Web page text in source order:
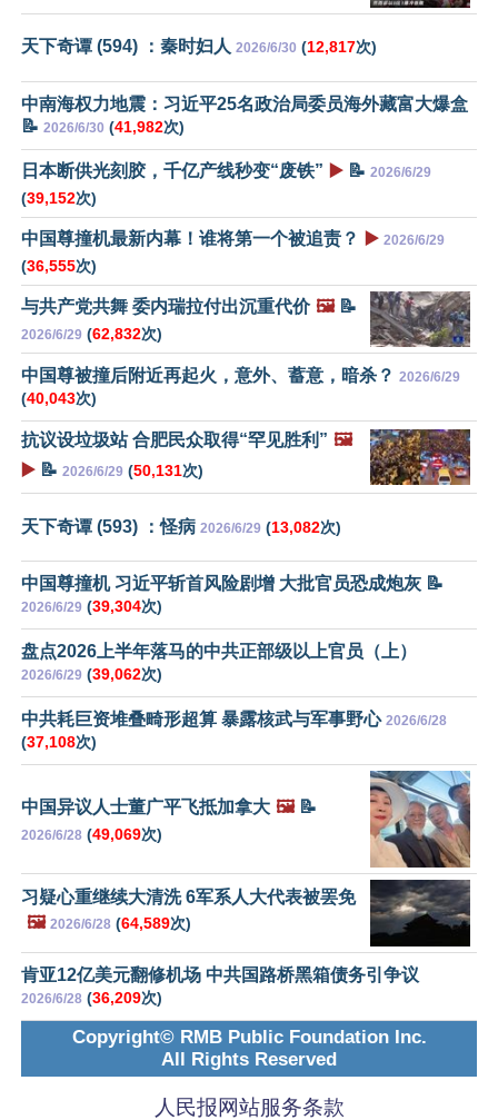
天下奇谭 (594) ：秦时妇人 2026/6/30 (12,817次)
中南海权力地震：习近平25名政治局委员海外藏富大爆盒
📝 2026/6/30 (41,982次)
日本断供光刻胶，千亿产线秒变“废铁” ▶️ 📝 2026/6/29
(39,152次)
中国尊撞机最新内幕！谁将第一个被追责？ ▶️ 2026/6/29
(36,555次)
与共产党共舞 委内瑞拉付出沉重代价 🖼️📝
2026/6/29 (62,832次)
中国尊被撞后附近再起火，意外、蓄意，暗杀？ 2026/6/29
(40,043次)
抗议设垃圾站 合肥民众取得“罕见胜利” 🖼️
▶️ 📝 2026/6/29 (50,131次)
天下奇谭 (593) ：怪病 2026/6/29 (13,082次)
中国尊撞机 习近平斩首风险剧增 大批官员恐成炮灰 📝
2026/6/29 (39,304次)
盘点2026上半年落马的中共正部级以上官员（上）
2026/6/29 (39,062次)
中共耗巨资堆叠畸形超算 暴露核武与军事野心 2026/6/28
(37,108次)
中国异议人士董广平飞抵加拿大 🖼️📝
2026/6/28 (49,069次)
习疑心重继续大清洗 6军系人大代表被罢免
🖼️ 2026/6/28 (64,589次)
肯亚12亿美元翻修机场 中共国路桥黑箱债务引争议
2026/6/28 (36,209次)
Copyright© RMB Public Foundation Inc.
All Rights Reserved
人民报网站服务条款